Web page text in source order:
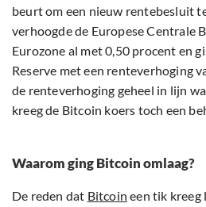
beurt om een nieuw rentebesluit
verhoogde de Europese Centrale
Eurozone al met 0,50 procent en
Reserve met een renteverhoging
de renteverhoging geheel in lijn
kreeg de Bitcoin koers toch een
Waarom ging Bitcoin omlaag?
De reden dat Bitcoin een tik kreeg